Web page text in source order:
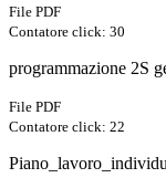
File PDF
Contatore click: 30
programmazione 2S
File PDF
Contatore click: 22